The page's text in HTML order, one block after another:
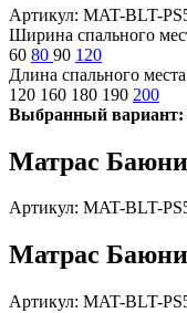
Артикул: MAT-BLT-
Ширина спального
60 80 90 120
Длина спального места
120 160 180 190 200
Выбранный вариант:
Матрас
Артикул: MAT-BLT-
Матрас
Артикул: MAT-BLT-